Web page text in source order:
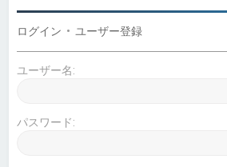
ログイン •ユーザー登録
ユーザー名:
パスワード: